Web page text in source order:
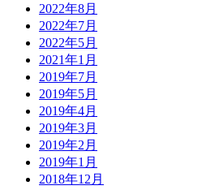
2022年8月
2022年7月
2022年5月
2021年1月
2019年7月
2019年5月
2019年4月
2019年3月
2019年2月
2019年1月
2018年12月